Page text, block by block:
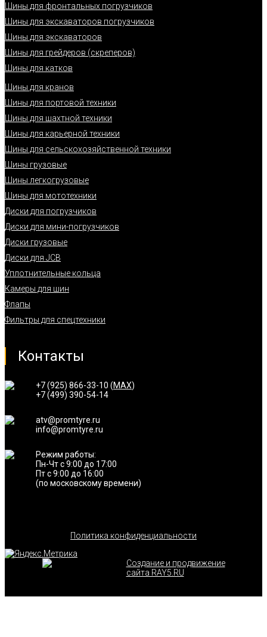
Шины для фронтальных погрузчиков
Шины для экскаваторов погрузчиков
Шины для экскаваторов
Шины для грейдеров (скреперов)
Шины для катков
Шины для кранов
Шины для портовой техники
Шины для шахтной техники
Шины для карьерной техники
Шины для сельскохозяйственной техники
Шины грузовые
Шины легкогрузовые
Шины для мототехники
Диски для погрузчиков
Диски для мини-погрузчиков
Диски грузовые
Диски для JCB
Уплотнительные кольца
Камеры для шин
Флапы
Фильтры для спецтехники
Контакты
+7 (925) 866-33-10 (MAX)
+7 (499) 390-54-14
atv@promtyre.ru
info@promtyre.ru
Режим работы:
Пн-Чт с 9:00 до 17:00
Пт с 9:00 до 16:00
(по московскому времени)
Политика конфиденциальности
Создание и продвижение
сайта RAY5.RU